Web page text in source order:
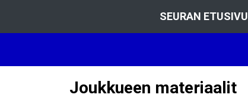
SEURAN ETUSIVU
Joukkueen materiaalit